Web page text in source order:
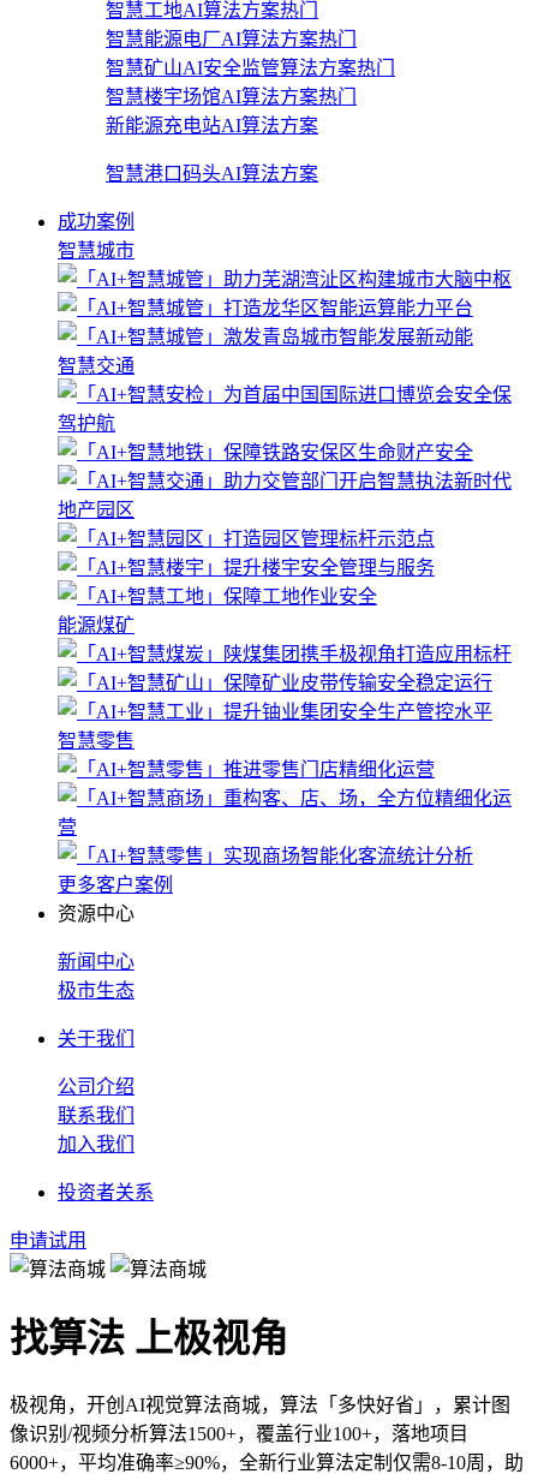
智慧工地AI算法方案热门
智慧能源电厂AI算法方案热门
智慧矿山AI安全监管算法方案热门
智慧楼宇场馆AI算法方案热门
新能源充电站AI算法方案
智慧港口码头AI算法方案
成功案例
智慧城市
智慧交通
地产园区
能源煤矿
智慧零售
更多客户案例
资源中心
新闻中心
极市生态
关于我们
公司介绍
联系我们
加入我们
投资者关系
申请试用
找算法 上极视角
极视角，开创AI视觉算法商城，算法「多快好省」，累计图
像识别/视频分析算法1500+，覆盖行业100+，落地项目
6000+，平均准确率≥90%，全新行业算法定制仅需8-10周，助